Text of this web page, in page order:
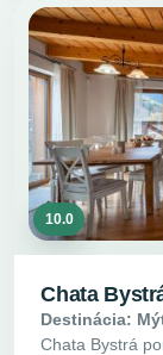
10.0
Chata
Destinácia:
Chata Bystrá